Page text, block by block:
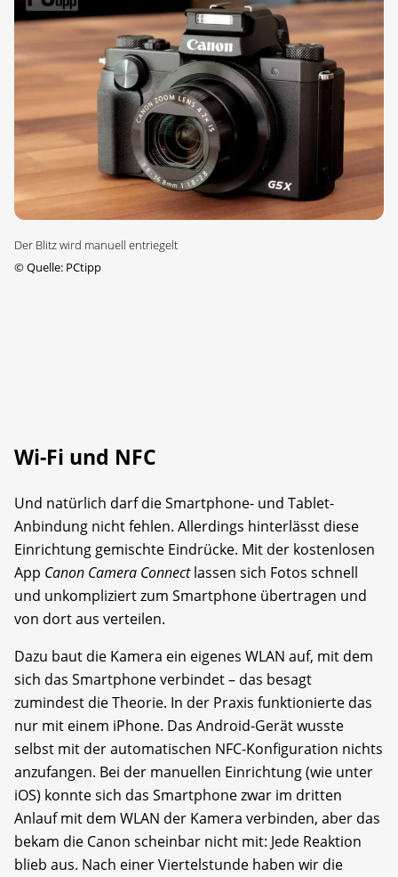
Der Blitz wird manuell entriegelt
©Quelle: PCtipp
Wi-Fi und NFC
Und natürlich darf die Smartphone- und Tablet-
Anbindung nicht fehlen. Allerdings hinterlässt diese
Einrichtung gemischte Eindrücke. Mit der kostenlosen
App Canon Camera Connectlassen sich Fotos schnell
und unkompliziert zum Smartphone übertragen und
von dort aus verteilen.
Dazu baut die Kamera ein eigenes WLAN auf, mit dem
sich das Smartphone verbindet – das besagt
zumindest die Theorie. In der Praxis funktionierte das
nur mit einem iPhone. Das Android-Gerät wusste
selbst mit der automatischen NFC-Konfiguration nichts
anzufangen. Bei der manuellen Einrichtung (wie unter
iOS) konnte sich das Smartphone zwar im dritten
Anlauf mit dem WLAN der Kamera verbinden, aber das
bekam die Canon scheinbar nicht mit: Jede Reaktion
blieb aus. Nach einer Viertelstunde haben wir die